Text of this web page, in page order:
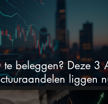
beleggen? Deze 3
liggen nu